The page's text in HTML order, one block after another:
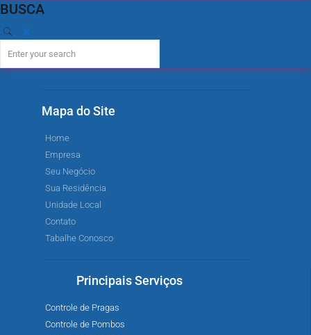
BUSCA
Mapa do Site
Home
Empresa
Seu Negócio
Sua Residência
Unidade Local
Contato
Tabalhe Conosco
Principais Serviços
Controle de Pragas
Controle de Pombos